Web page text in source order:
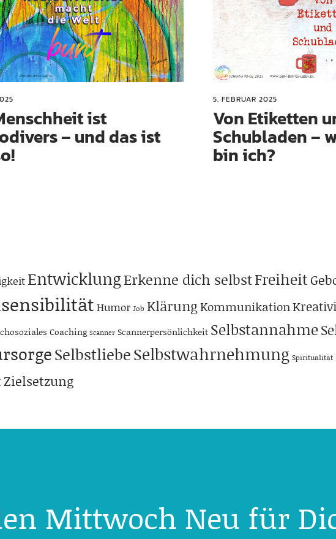
ist
– und das ist
5. FEBRUAR 2025
Von Etiketten
Schubladen –
bin ich?
EntwicklungErkenne dich selbstFreiheit
Humor Job KlärungKommunikation
Coaching Scanner Scannerpersönlichkeit Selbstannahme
SelbstliebeSelbstwahrnehmung Spiritualität
Zielsetzung
Mittwoch Neu für